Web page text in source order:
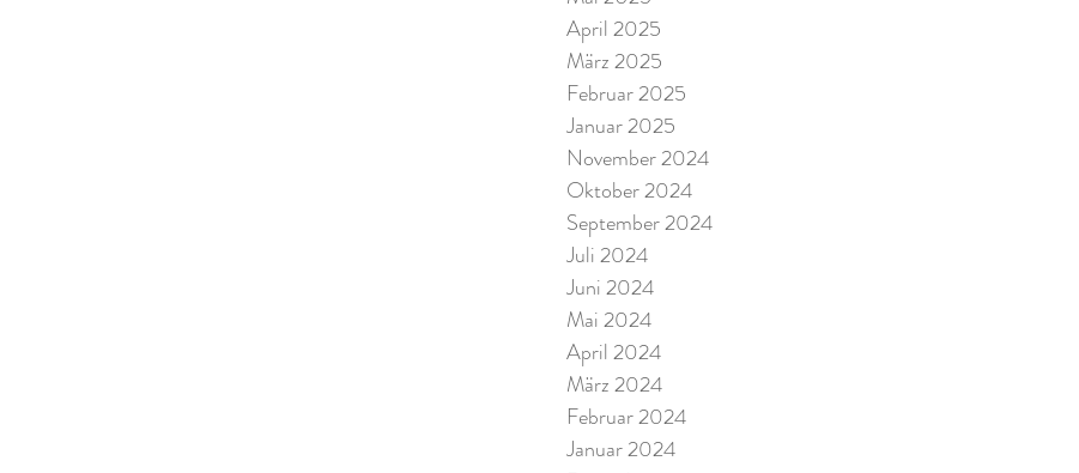
April 2025
März 2025
Februar 2025
Januar 2025
November 2024
Oktober 2024
September 2024
Juli 2024
Juni 2024
Mai 2024
April 2024
März 2024
Februar 2024
Januar 2024